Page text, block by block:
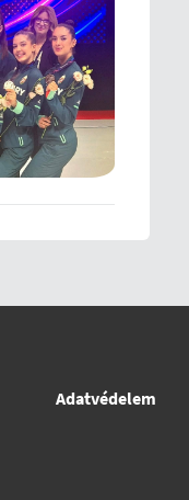
Adatvédelem